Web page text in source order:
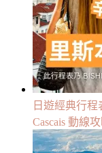
日遊經典行程
Cascais 動線